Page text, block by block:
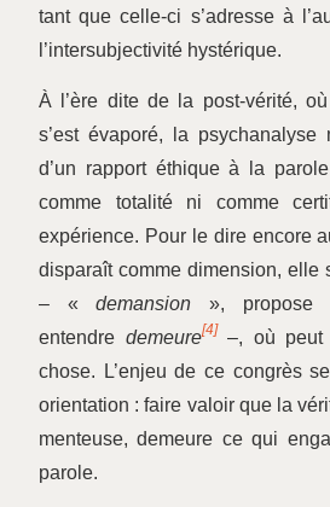
tant que celle-ci s’adresse à
l’intersubjectivité hystérique.
À l’ère dite de la post-vérité,
s’est évaporé, la psychanalyse
d’un rapport éthique à la
comme totalité ni comme
expérience. Pour le dire encore
disparaît comme dimension, elle
– «demansion », propose
entendre demeure[4]–, où peut
chose. L’enjeu de ce congrès
orientation : faire valoir que la
menteuse, demeure ce qui
parole.